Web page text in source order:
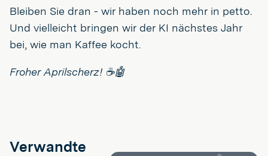
Bleiben Sie dran - wir haben noch mehr in petto.
Und vielleicht bringen wir der KI nächstes Jahr
bei, wie man Kaffee kocht.
Froher Aprilscherz! ☕🤖
Verwandte